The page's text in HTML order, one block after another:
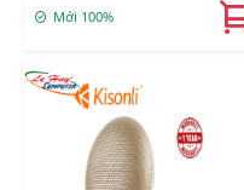
Mới 100%